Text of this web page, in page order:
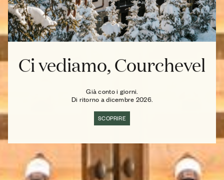
Ci vediamo, Courchevel
Già conto i giorni.
Di ritorno a dicembre 2026.
SCOPRIRE